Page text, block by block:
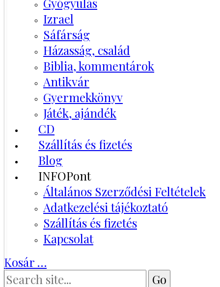
Izrael
Sáfárság
Házasság, család
Biblia, kommentárok
Antikvár
Gyermekkönyv
Játék, ajándék
CD
Szállítás és fizetés
Blog
INFOPont
Általános Szerződési Feltételek
Adatkezelési tájékoztató
Szállítás és fizetés
Kapcsolat
Kosár …